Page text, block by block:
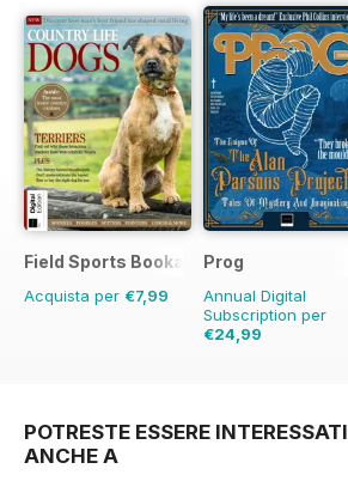
Field Sports Bookazine
Acquista per €7,99
Prog
Annual Digital
Subscription per
€24,99
POTRESTE ESSERE INTERESSATI
ANCHE A